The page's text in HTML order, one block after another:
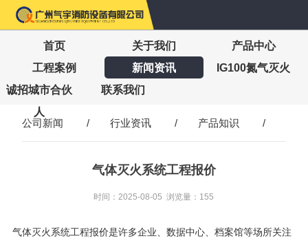
首页 关于我们
产品中心
工程案例
新闻资讯
IG100氮气灭火
诚招城市合伙
人
联系我们
公司新闻 / 行业资讯 / 产品知识 /
气体灭火系统工程报价
时间：2025-08-05 浏览量：155
气体灭火系统工程报价是许多企业、数据中心、档案馆等场所关注